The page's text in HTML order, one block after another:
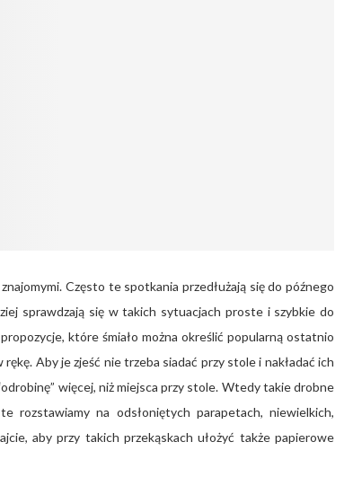
Często te spotkania przedłużają się do późnego
sprawdzają się w takich sytuacjach proste i szybkie do
które śmiało można określić popularną ostatnio
Aby je zjeść nie trzeba siadać przy stole i nakładać ich
więcej, niż miejsca przy stole. Wtedy takie drobne
rozstawiamy na odsłoniętych parapetach, niewielkich,
aby przy takich przekąskach ułożyć także papierowe